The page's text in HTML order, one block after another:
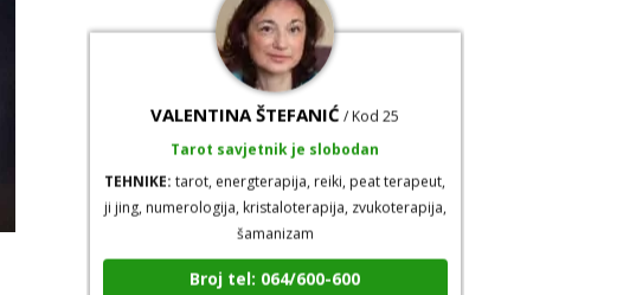
VALENTINA ŠTEFANIĆ
Tarot savjetnik je slobodan
TEHNIKE:tarot, energterapija, reiki, peat terapeut,
ji jing, numerologija, kristaloterapija, zvukoterapija,
šamanizam
tel:0,93€ - mob:1,12€ min